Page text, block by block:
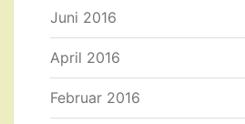
Juni 2016
April 2016
Februar 2016